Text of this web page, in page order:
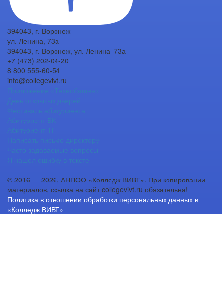
394043, г. Воронеж
ул. Ленина, 73а
394043, г. Воронеж, ул. Ленина, 73а
+7 (473) 202-04-20
8 800 555-60-54
info@collegevivt.ru
Приложение «Технобашня»
День открытых дверей
Фестиваль абитуриента
Абитуриент ВК
Абитуриент ТГ
Написать письмо директору
Часто задаваемые вопросы
Я нашел ошибку в тексте
© 2016 — 2026, АНПОО «Колледж ВИВТ». При копировании
материалов, ссылка на сайт collegevivt.ru обязательна!
Политика в отношении обработки персональных данных в
«Колледж ВИВТ»